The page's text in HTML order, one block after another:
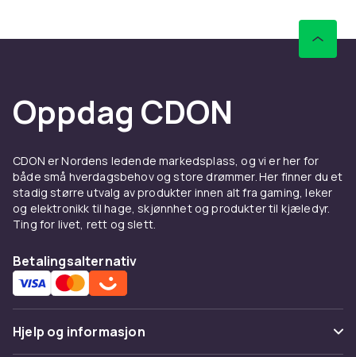
kontaktpunktene. CIB med originalemballasje
er mest verdifull men løse spill fungerer like
prisgunstig – det er også miljøvennlig. Hvert
brukt spill eller konsoll som kjøpes i stedet for
nytt reduserer produksjonen av nytt materiale
og forlenger produktenes levetid.
Når du kjøper brukte spill og konsoller – sjekk
alltid stand og fullstendighet. Spill i
originalemballasje (CIB) med manual er mest
men gir den samme spillopplevelsen.
Hos CDON finner du et bredt sortiment av
brukte spillprodukter til konkurransedyktige
sparer penger og bidrar til mer bærekraftig
Oppdag CDON
CDON er Nordens ledende markedsplass, og vi er her for
både små hverdagsbehov og store drømmer. Her finner du et
stadig større utvalg av produkter innen alt fra gaming, leker
og elektronikk til hage, skjønnhet og produkter til kjæledyr.
Ting for livet, rett og slett.
Betalingsalternativ
Hjelp og informasjon